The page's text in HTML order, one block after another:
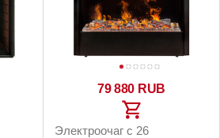
79 880 RUB
Электроочаг с 26